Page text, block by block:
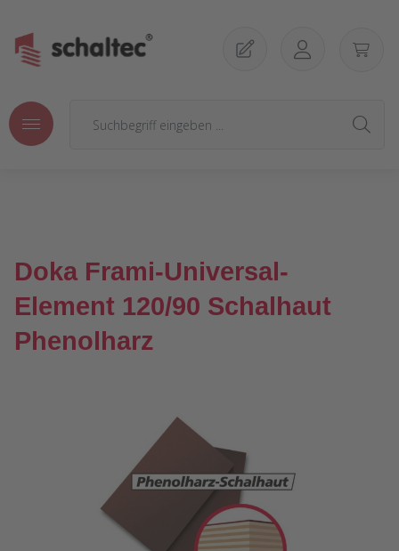
Doka Frami-Universal-
Element 120/90 Schalhaut
Phenolharz
Bildergalerie überspringen